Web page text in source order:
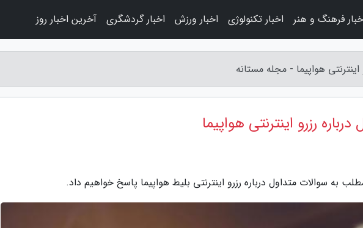
هواپیما - مجله مستانه
رزرو اینترنتی هواپیما
به سوالات متداول درباره رزرو اینترنتی بلیط هواپیما پاسخ خواهیم داد.
فرهنگ و هنر اخبار تکنولوژی اخبار ورزش اخبار گردشگری آخرین اخبار روز